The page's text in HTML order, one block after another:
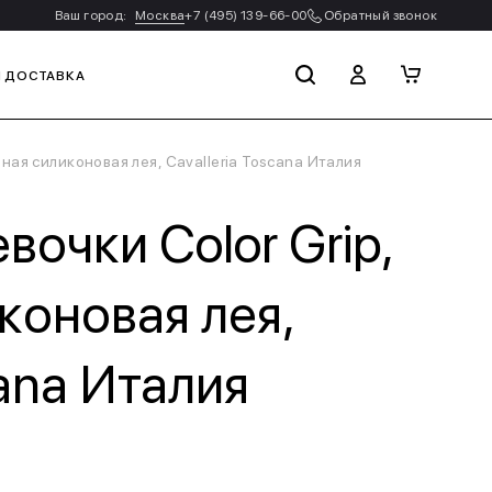
Ваш город: Москва+7 (495) 139-66-00 Обратный звонок
ДОСТАВКА
силиконовая лея, Cavalleria Toscana Италия
Color Grip,
лея,
Италия